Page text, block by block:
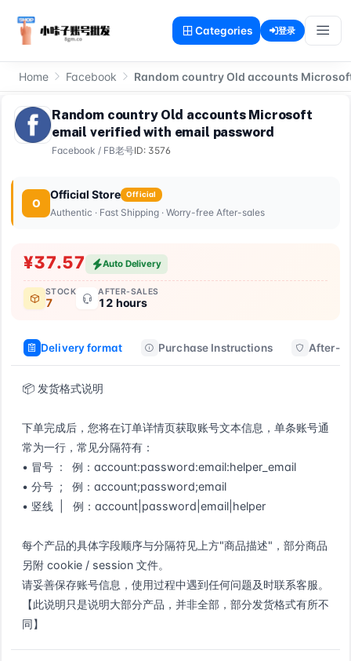
Categories 登录
Home Facebook Random country Old accounts
Random country Old accounts Microsoft
email verified with email password
Facebook / FB老号ID: 3576
O
Official Store Official
Authentic · Fast Shipping · Worry-free After-sales
¥37.57 Auto Delivery
STOCK
7
AFTER-SALES
12 hours
Delivery format Purchase Instructions After-
📦 发货格式说明
下单完成后，您将在订单详情页获取账号文本信息，单条账号通
常为一行，常见分隔符有：
• 冒号  :   例：account:password:email:helper_email
• 分号  ;   例：account;password;email
• 竖线  |   例：account|password|email|helper
每个产品的具体字段顺序与分隔符见上方"商品描述"，部分商品
另附 cookie / session 文件。
请妥善保存账号信息，使用过程中遇到任何问题及时联系客服。
【此说明只是说明大部分产品，并非全部，部分发货格式有所不
同】